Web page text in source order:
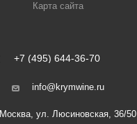
Карта сайта
+7 (495) 644-36-70
info@krymwine.ru
Москва, ул. Люсиновская, 36/50